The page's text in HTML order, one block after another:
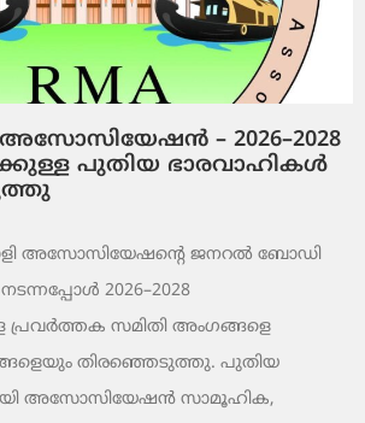
– 2026–2028
പുതിയ ഭാരവാഹികൾ
അസോസിയേഷന്റെ ജനറൽ ബോഡി
2026–2028
പ്രവർത്തക സമിതി അംഗങ്ങളെ
തിരഞ്ഞെടുത്തു. പുതിയ
അസോസിയേഷൻ സാമൂഹിക,